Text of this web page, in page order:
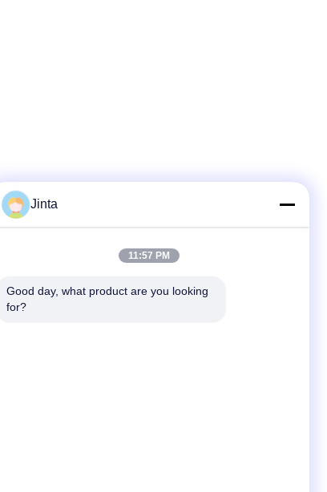
86--18021269661
Jinta
11:57 PM
Good day, what product are you looking
for?